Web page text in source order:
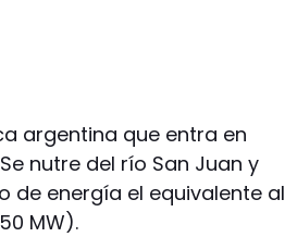
argentina que entra en
nutre del río San Juan y
de energía el equivalente al
MW).